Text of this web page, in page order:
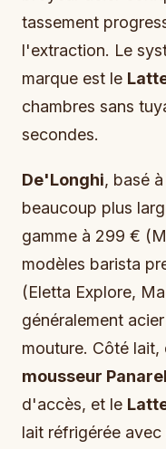
tassement
l'extraction. Le
marque est le
chambres sans
secondes.
De'Longhi, basé
beaucoup plus
gamme à 299 €
modèles barista
(Eletta Explore,
généralement
mouture. Côté
mousseur
d'accès, et le
lait réfrigérée